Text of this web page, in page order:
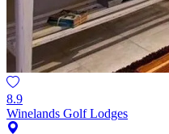
8.9
Winelands Golf Lodges